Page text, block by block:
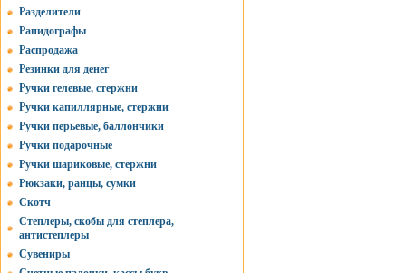
Разделители
Рапидографы
Распродажа
Резинки для денег
Ручки гелевые, стержни
Ручки капиллярные, стержни
Ручки перьевые, баллончики
Ручки подарочные
Ручки шариковые, стержни
Рюкзаки, ранцы, сумки
Скотч
Степлеры, скобы для степлера,
антистеплеры
Сувениры